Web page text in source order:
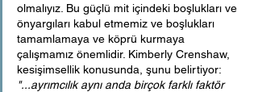
olmalıyız. Bu güçlü mit içindeki boşlukları ve
önyargıları kabul etmemiz ve boşlukları
tamamlamaya ve köprü kurmaya
çalışmamız önemlidir. Kimberly Crenshaw,
kesişimsellik konusunda, şunu belirtiyor:
"...ayrımcılık aynı anda birçok farklı faktör